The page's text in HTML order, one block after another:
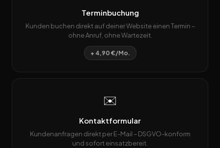
Terminbuchung
Kunden buchen direkt auf deiner Website einen Termin –
ohne Anruf, ohne Wartezeit.
+ 4,90 €/Mo.
✉️
Kontaktformular
Kundenanfragen direkt per E-Mail – DSGVO-konform
und sofort einsatzbereit.